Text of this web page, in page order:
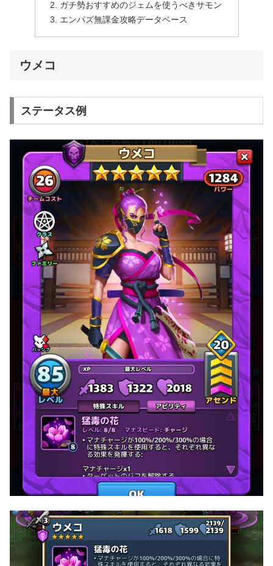
ガチ勢おすすめのジェムを使うべきサモン
エンパズ無課金攻略データベース
ウメコ
ステータス例